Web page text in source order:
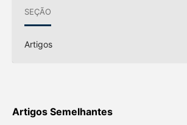
SEÇÃO
Artigos
Artigos Semelhantes